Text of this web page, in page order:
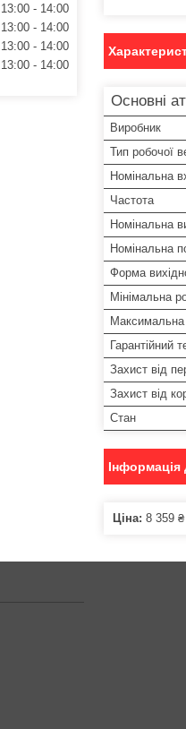
Основні
Виробник
Тип робочої
Номінальна
Частота
Номінальна
Номінальна
Форма
Мінімальна
Максимальна
Гарантійний
Захист від
Захист від
Стан
Ціна: 8 359 ₴
13:00
14:00
13:00
14:00
13:00
14:00
13:00
14:00